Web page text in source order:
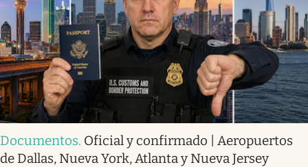
Documentos. Oficial y confirmado | Aeropuertos
de Dallas, Nueva York, Atlanta y Nueva Jersey